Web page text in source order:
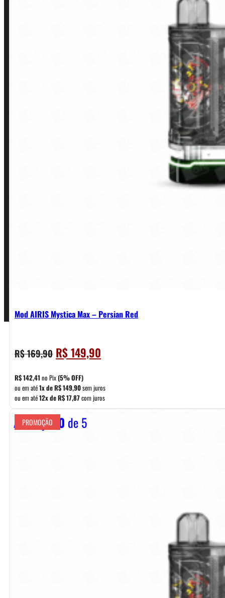
Mod AIRIS Mystica Max – Persian Red
R$169,90 O
preço
original
era:
R$ 169,90.
R$149,90
preço
é:
R$ 149,90.
R$142,41 no Pix(5% OFF)
ou em até1x deR$149,90sem juros
ou em até12x deR$17,87com juros
Avaliação 0 de 5
PROMOÇÃO